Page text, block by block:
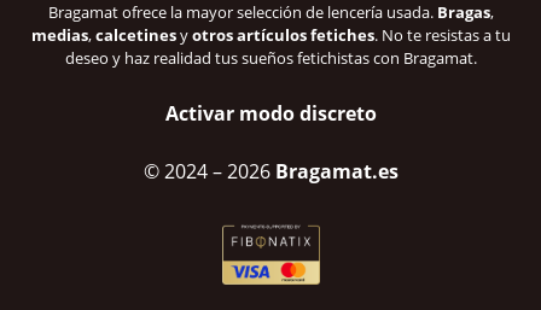
Bragamat ofrece la mayor selección de lencería usada. Bragas,
medias,calcetinesyotros artículos fetiches. No te resistas a tu
deseo y haz realidad tus sueños fetichistas con Bragamat.
Activar modo discreto
© 2024– 2026 Bragamat.es